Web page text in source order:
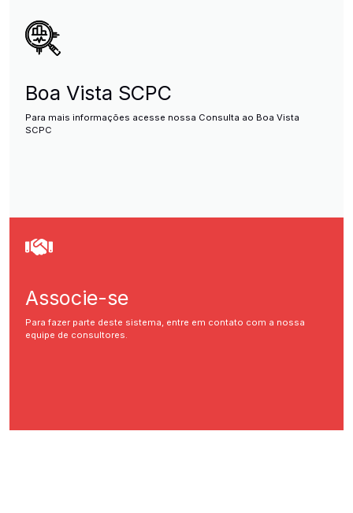
Boa Vista SCPC
Para mais informações acesse nossa Consulta ao Boa Vista
SCPC
Associe-se
Para fazer parte deste sistema, entre em contato com a nossa
equipe de consultores.